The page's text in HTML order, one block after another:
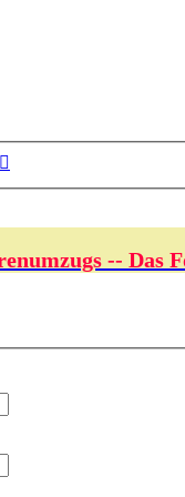
-- Das